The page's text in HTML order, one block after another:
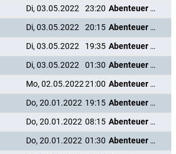
Di, 03.05.2022 23:20
Abenteuer Karibik
Di, 03.05.2022 20:15
Abenteuer Karibik
Di, 03.05.2022 19:35
Abenteuer Karibik
Di, 03.05.2022 01:30
Abenteuer Karibik
Mo, 02.05.202221:00
Abenteuer Karibik
Do, 20.01.2022 19:15
Abenteuer Karibik
Do, 20.01.2022 08:15
Abenteuer Karibik
Do, 20.01.2022 01:30
Abenteuer Karibik